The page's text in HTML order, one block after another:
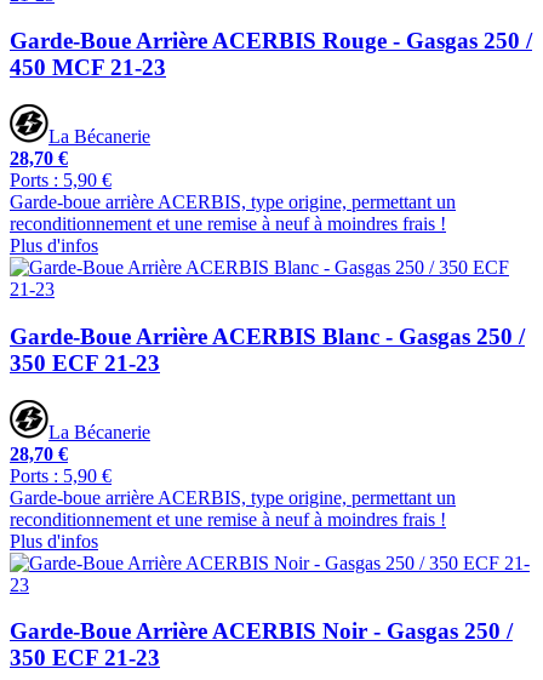
Garde-Boue Arrière ACERBIS Rouge - Gasgas 250 /
450 MCF 21-23
La Bécanerie
28,70 €
Ports : 5,90 €
Garde-boue arrière ACERBIS, type origine, permettant un
reconditionnement et une remise à neuf à moindres frais !
Plus d'infos
Garde-Boue Arrière ACERBIS Blanc - Gasgas 250 /
350 ECF 21-23
La Bécanerie
28,70 €
Ports : 5,90 €
Garde-boue arrière ACERBIS, type origine, permettant un
reconditionnement et une remise à neuf à moindres frais !
Plus d'infos
Garde-Boue Arrière ACERBIS Noir - Gasgas 250 /
350 ECF 21-23